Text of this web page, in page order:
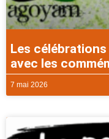
Les
avec les
7 mai 2026